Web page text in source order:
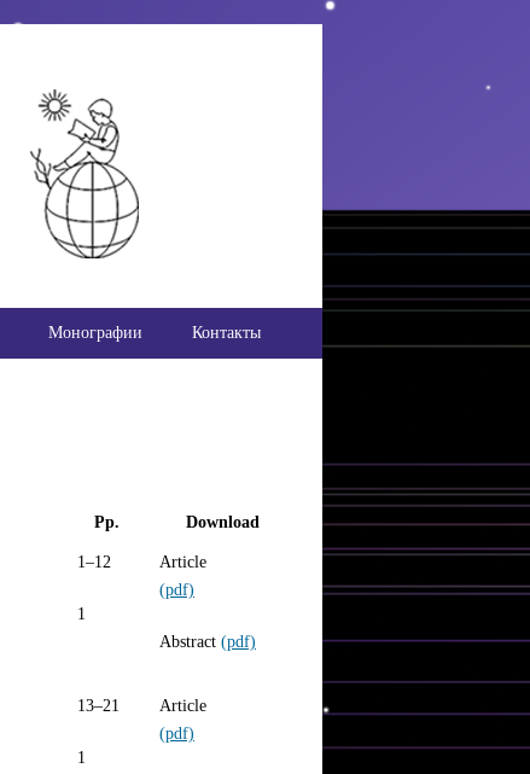
Монографии Контакты
Pp. Download
1–12
1
Article
(pdf)
Abstract (pdf)
13–21
1
Article
(pdf)